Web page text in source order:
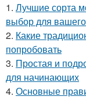
1. Лучшие сорта
выбор для
2. Какие
попробовать
3. Простая и
для начинающих
4. Основные